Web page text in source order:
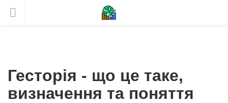
Гесторія - що це таке,
визначення та поняття